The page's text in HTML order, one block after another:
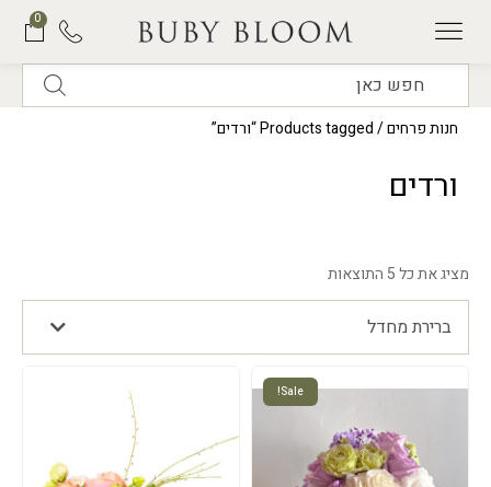
0
חנות פרחים/ Products tagged “ורדים”
ורדים
מציג את כל 5 התוצאות
ברירת מחדל
Sale!